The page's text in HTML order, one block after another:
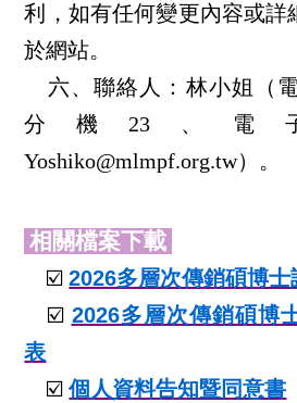
利，如有任何變更內容或詳
於網站。
六、聯絡人：林小姐（電
分機23、電
Yoshiko@mlmpf.org.tw）。
相關檔案下載
☑️2026多層次傳銷碩博
☑️ 2026多層次傳銷碩博
表
☑️個人資料告知暨同意書